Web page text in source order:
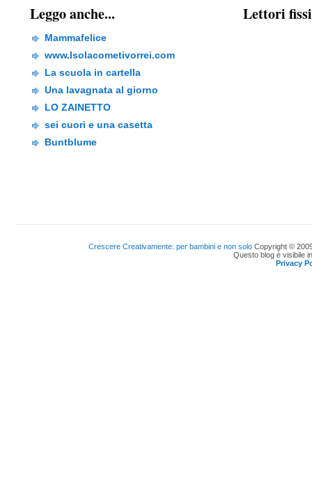
Leggo anche...
Mammafelice
www.Isolacometivorrei.com
La scuola in cartella
Una lavagnata al giorno
LO ZAINETTO
sei cuori e una casetta
Buntblume
Lettori fissi
Crescere Creativamente: per bambini e non solo Copyright ©
Questo blog è visibile
Privacy